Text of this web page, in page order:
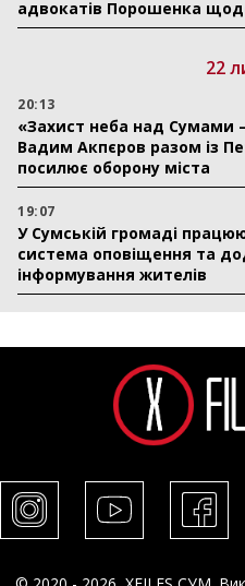
адвокатів Порошенка
22
20:13
«Захист неба над Сумами
Вадим Акпєров разом із
посилює оборону міста
19:07
У Сумській громаді
система оповіщення та
інформування жителів